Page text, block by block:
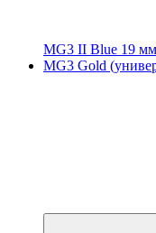
MG3 II Blue 19
MG3 Gold